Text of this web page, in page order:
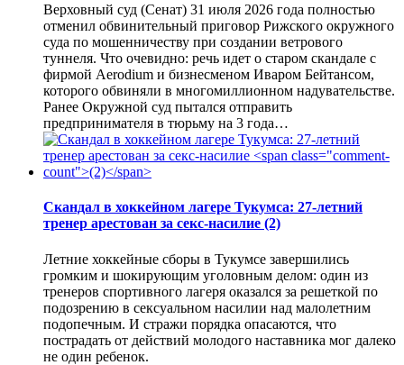
Верховный суд (Сенат) 31 июля 2026 года полностью
отменил обвинительный приговор Рижского окружного
суда по мошенничеству при создании ветрового
туннеля. Что очевидно: речь идет о старом скандале с
фирмой Aerodium и бизнесменом Иваром Бейтансом,
которого обвиняли в многомиллионном надувательстве.
Ранее Окружной суд пытался отправить
предпринимателя в тюрьму на 3 года…
Скандал в хоккейном лагере Тукумса: 27-летний
тренер арестован за секс-насилие (2)
Летние хоккейные сборы в Тукумсе завершились
громким и шокирующим уголовным делом: один из
тренеров спортивного лагеря оказался за решеткой по
подозрению в сексуальном насилии над малолетним
подопечным. И стражи порядка опасаются, что
пострадать от действий молодого наставника мог далеко
не один ребенок.